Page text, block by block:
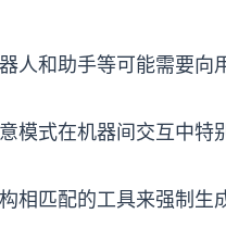
人和助手等可能需要向
模式在机器间交互中特
相匹配的工具来强制生